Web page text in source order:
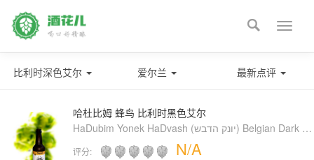
Toggle

比利时深色艾尔 爱尔兰 最新点评
哈杜比姆 蜂鸟 比利时黑色艾尔
HaDubim Yonek HaDvash (יונק הדבש) Belgian Dark Ale
评分: N/A